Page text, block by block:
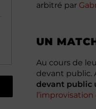
arbitré par
UN
Au cours de
devant public.
devant public